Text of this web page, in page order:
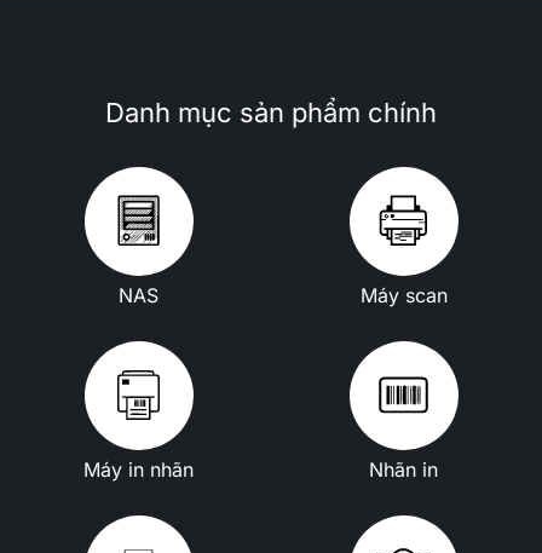
Danh mục sản phẩm chính
NAS Máy scan
Máy in nhãn Nhãn in